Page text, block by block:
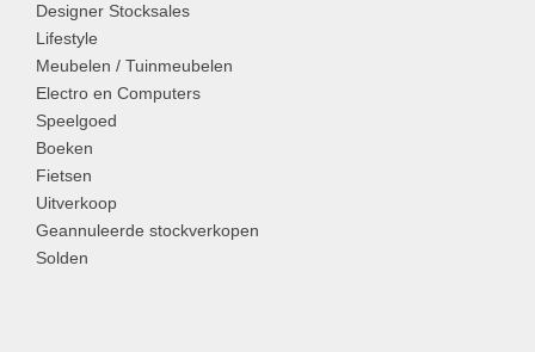
Designer Stocksales
Lifestyle
Meubelen / Tuinmeubelen
Electro en Computers
Speelgoed
Boeken
Fietsen
Uitverkoop
Geannuleerde stockverkopen
Solden